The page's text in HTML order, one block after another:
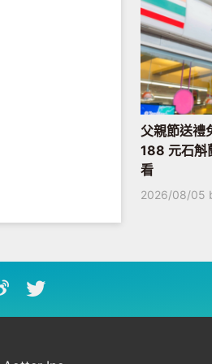
父親節送禮
188 元石斛
看
2026/08/05